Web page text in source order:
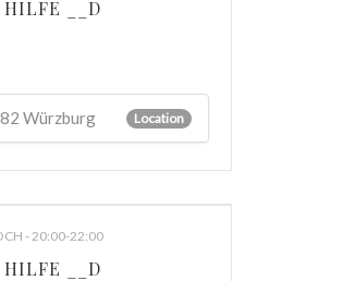
HILFE __D
Würzburg Location
- 20:00-22:00
HILFE __D